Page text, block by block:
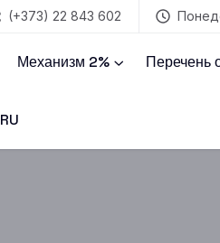
(+373) 22 843 602
Механизм 2% Перечень
RU